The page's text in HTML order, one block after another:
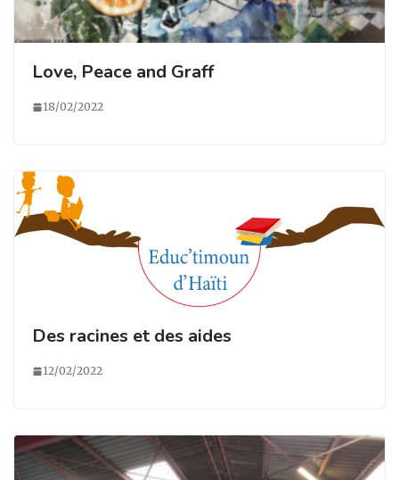
Love, Peace and Graff
18/02/2022
Des racines et des aides
12/02/2022